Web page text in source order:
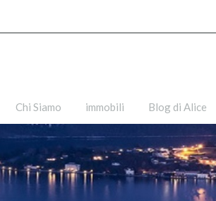
Chi Siamo immobili Blog di Alice